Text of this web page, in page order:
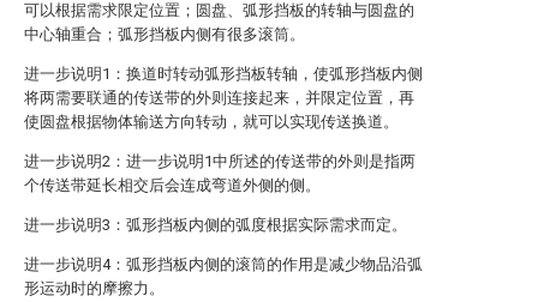
可以根据需求限定位置；圆盘、弧形挡板的转轴与圆盘的
中心轴重合；弧形挡板内侧有很多滚筒。
进一步说明1：换道时转动弧形挡板转轴，使弧形挡板内侧
将两需要联通的传送带的外则连接起来，并限定位置，再
使圆盘根据物体输送方向转动，就可以实现传送换道。
进一步说明2：进一步说明1中所述的传送带的外则是指两
个传送带延长相交后会连成弯道外侧的侧。
进一步说明3：弧形挡板内侧的弧度根据实际需求而定。
进一步说明4：弧形挡板内侧的滚筒的作用是减少物品沿弧
形运动时的摩擦力。